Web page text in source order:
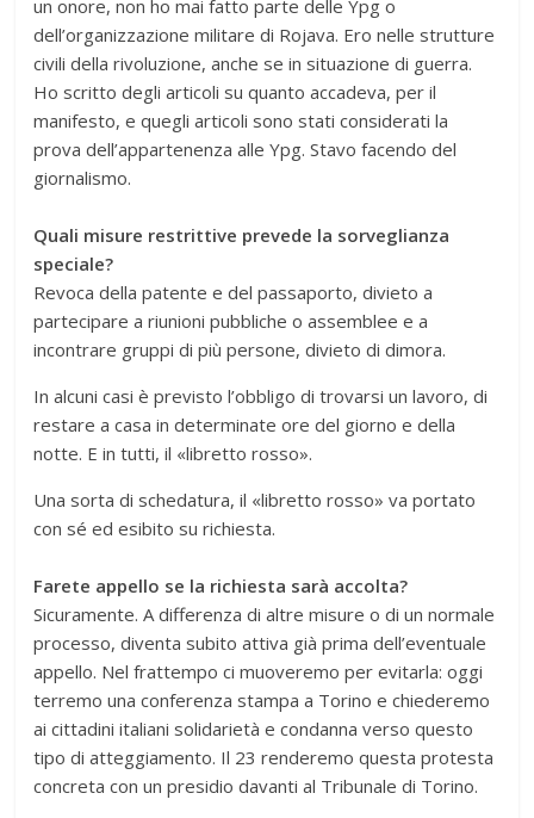
un onore, non ho mai fatto parte delle Ypg o
dell’organizzazione militare di Rojava. Ero nelle strutture
civili della rivoluzione, anche se in situazione di guerra.
Ho scritto degli articoli su quanto accadeva, per il
manifesto, e quegli articoli sono stati considerati la
prova dell’appartenenza alle Ypg. Stavo facendo del
giornalismo.
Quali misure restrittive prevede la sorveglianza
speciale?
Revoca della patente e del passaporto, divieto a
partecipare a riunioni pubbliche o assemblee e a
incontrare gruppi di più persone, divieto di dimora.
In alcuni casi è previsto l’obbligo di trovarsi un lavoro, di
restare a casa in determinate ore del giorno e della
notte. E in tutti, il «libretto rosso».
Una sorta di schedatura, il «libretto rosso» va portato
con sé ed esibito su richiesta.
Farete appello se la richiesta sarà accolta?
Sicuramente. A differenza di altre misure o di un normale
processo, diventa subito attiva già prima dell’eventuale
appello. Nel frattempo ci muoveremo per evitarla: oggi
terremo una conferenza stampa a Torino e chiederemo
ai cittadini italiani solidarietà e condanna verso questo
tipo di atteggiamento. Il 23 renderemo questa protesta
concreta con un presidio davanti al Tribunale di Torino.